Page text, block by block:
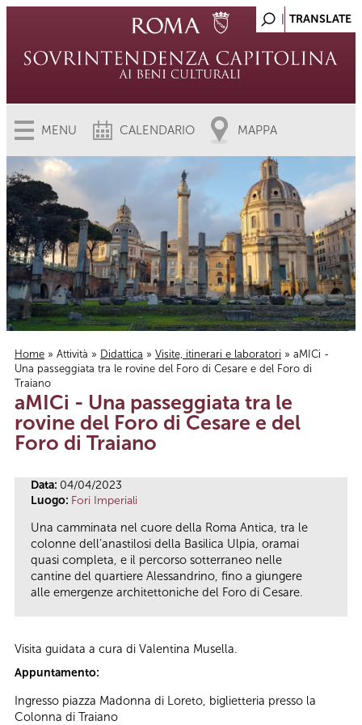
MENU CALENDARIO MAPPA
Tu sei qui
Home » Attività » Didattica » Visite, itinerari e laboratori » aMICi -
Una passeggiata tra le rovine del Foro di Cesare e del Foro di
Traiano
aMICi - Una passeggiata tra le
rovine del Foro di Cesare e del
Foro di Traiano
Data: 04/04/2023
Luogo: Fori Imperiali
Una camminata nel cuore della Roma Antica, tra le
colonne dell’anastilosi della Basilica Ulpia, oramai
quasi completa, e il percorso sotterraneo nelle
cantine del quartiere Alessandrino, fino a giungere
alle emergenze architettoniche del Foro di Cesare.
Visita guidata a cura di Valentina Musella.
Appuntamento:
Ingresso piazza Madonna di Loreto, biglietteria presso la
Colonna di Traiano